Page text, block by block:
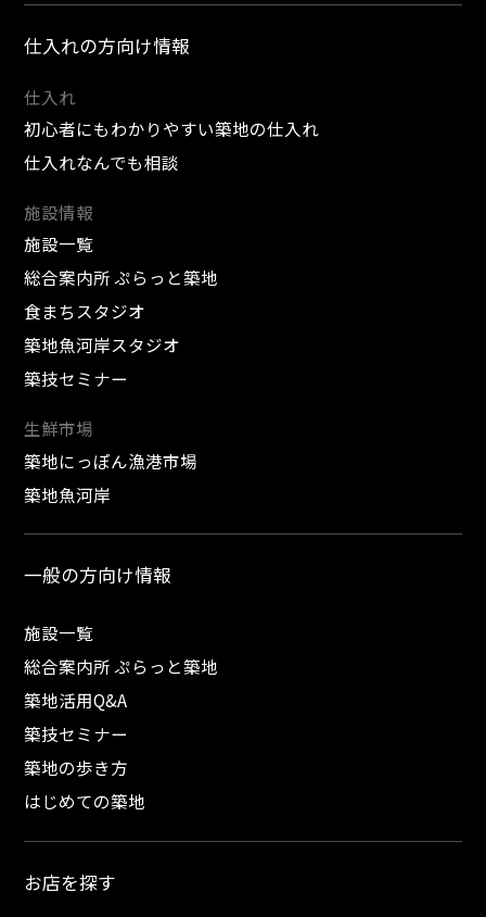
仕入れの方向け情報
仕入れ
初心者にもわかりやすい築地の仕入れ
仕入れなんでも相談
施設情報
施設一覧
総合案内所 ぷらっと築地
食まちスタジオ
築地魚河岸スタジオ
築技セミナー
生鮮市場
築地にっぽん漁港市場
築地魚河岸
一般の方向け情報
施設一覧
総合案内所 ぷらっと築地
築地活用Q&A
築技セミナー
築地の歩き方
はじめての築地
お店を探す